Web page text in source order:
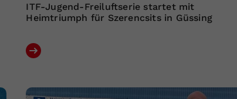
ITF-Jugend-Freiluftserie startet mit
Heimtriumph für Szerencsits in Güssing